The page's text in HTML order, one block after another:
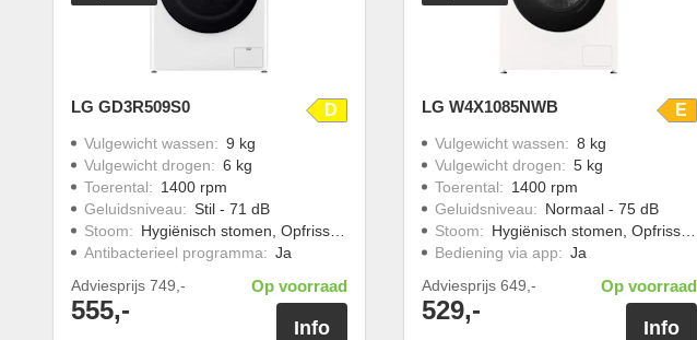
LG GD3R509S0 D
Vulgewicht wassen: 9 kg
Vulgewicht drogen: 6 kg
Toerental: 1400 rpm
Geluidsniveau: Stil - 71 dB
Stoom: Hygiënisch stomen, Opfrissen met stoom
Antibacterieel programma: Ja
Adviesprijs 749,-
555,-
Op voorraad
Info
LG W4X1085NWB E
Vulgewicht wassen: 8 kg
Vulgewicht drogen: 5 kg
Toerental: 1400 rpm
Geluidsniveau: Normaal - 75 dB
Stoom: Hygiënisch stomen, Opfrissen met stoom
Bediening via app: Ja
Adviesprijs 649,-
529,-
Op voorraad
Info